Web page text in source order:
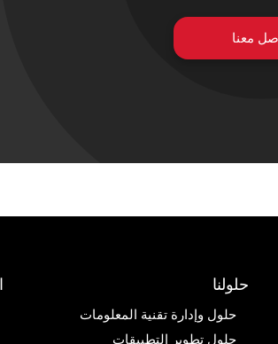
معنا
حلولنا
حلول وإدارة تقنية المعلومات
حلول تطوير التطبيقات